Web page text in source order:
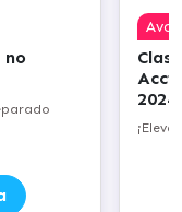
Magistral:
de
tu capacidad